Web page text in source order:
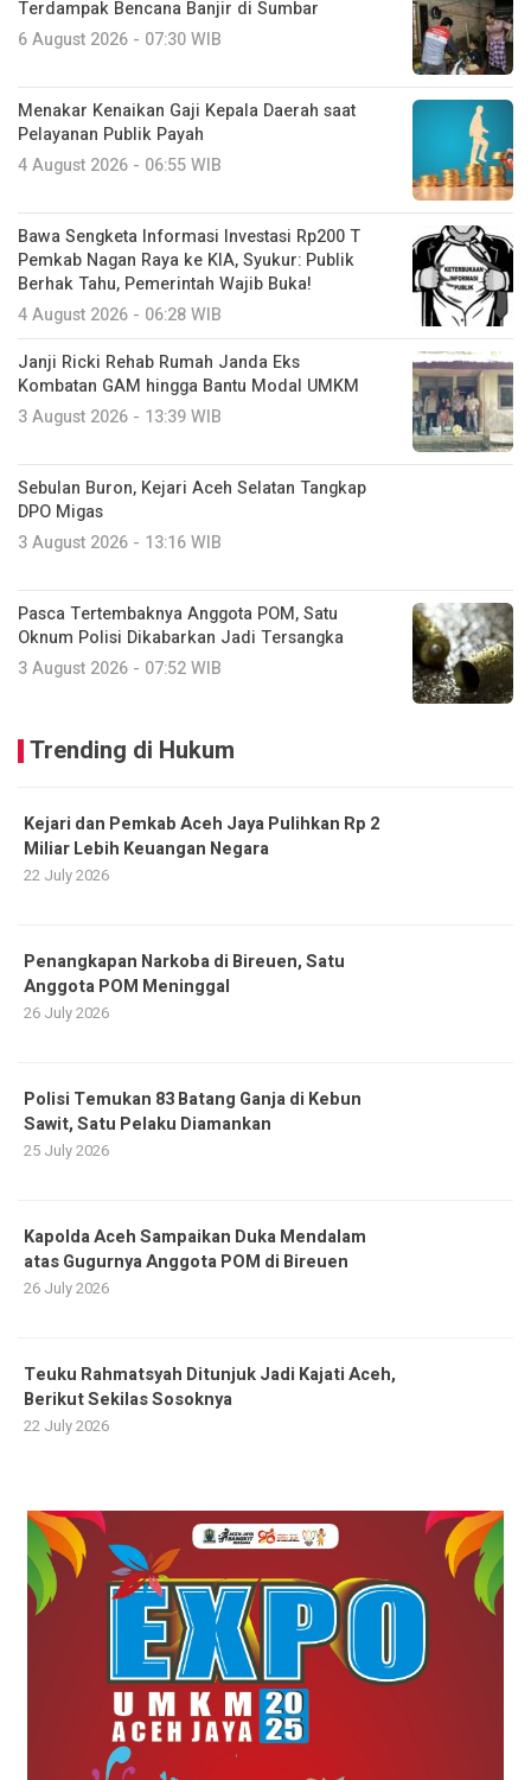
Terdampak Bencana Banjir di Sumbar
6 August 2026 - 07:30 WIB
Menakar Kenaikan Gaji Kepala Daerah saat
Pelayanan Publik Payah
4 August 2026 - 06:55 WIB
Bawa Sengketa Informasi Investasi Rp200 T
Pemkab Nagan Raya ke KIA, Syukur: Publik
Berhak Tahu, Pemerintah Wajib Buka!
4 August 2026 - 06:28 WIB
Janji Ricki Rehab Rumah Janda Eks
Kombatan GAM hingga Bantu Modal UMKM
3 August 2026 - 13:39 WIB
Sebulan Buron, Kejari Aceh Selatan Tangkap
DPO Migas
3 August 2026 - 13:16 WIB
Pasca Tertembaknya Anggota POM, Satu
Oknum Polisi Dikabarkan Jadi Tersangka
3 August 2026 - 07:52 WIB
Trending di Hukum
Kejari dan Pemkab Aceh Jaya Pulihkan Rp 2
Miliar Lebih Keuangan Negara
22 July 2026
Penangkapan Narkoba di Bireuen, Satu
Anggota POM Meninggal
26 July 2026
Polisi Temukan 83 Batang Ganja di Kebun
Sawit, Satu Pelaku Diamankan
25 July 2026
Kapolda Aceh Sampaikan Duka Mendalam
atas Gugurnya Anggota POM di Bireuen
26 July 2026
Teuku Rahmatsyah Ditunjuk Jadi Kajati Aceh,
Berikut Sekilas Sosoknya
22 July 2026